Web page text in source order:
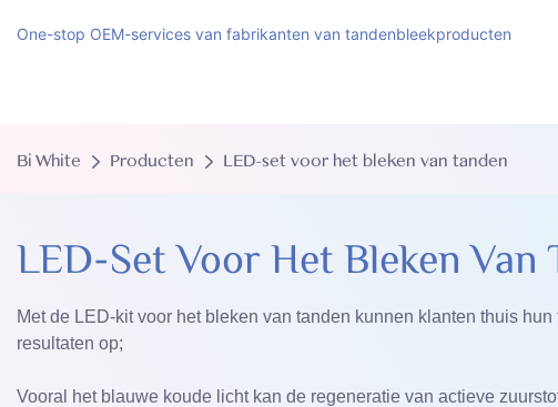
One-stop OEM-services van fabrikanten van tandenbleekproducten
Bi White Producten LED-set voor het bleken van tanden
LED-Set Voor Het Bleken Van
Met de LED-kit voor het bleken van tanden kunnen klanten thuis
resultaten op;
Vooral het blauwe koude licht kan de regeneratie van actieve